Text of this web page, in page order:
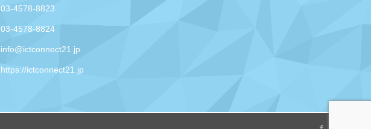
03-4578-8823
03-4578-8824
info@ictconnect21.jp
https://ictconnect21.jp